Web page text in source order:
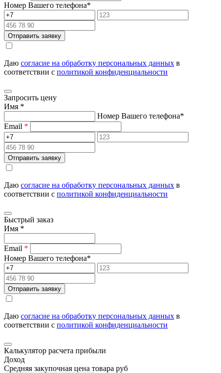
Номер Вашего телефона*
Отправить заявку
Даю согласие на обработку персональных данных в
соответствии с политикой конфиденциальности
Запросить цену
Имя *
Номер Вашего телефона*
Email *
Отправить заявку
Даю согласие на обработку персональных данных в
соответствии с политикой конфиденциальности
Быстрый заказ
Имя *
Email *
Номер Вашего телефона*
Отправить заявку
Даю согласие на обработку персональных данных в
соответствии с политикой конфиденциальности
Калькулятор расчета прибыли
Доход
Средняя закупочная цена товара руб